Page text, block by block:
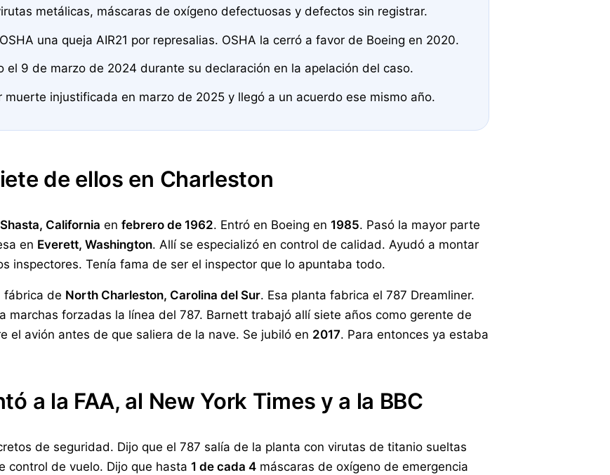
metálicas, máscaras de oxígeno defectuosas y defectos sin registrar.
una queja AIR21 por represalias. OSHA la cerró a favor de Boeing en 2020.
el 9 de marzo de 2024 durante su declaración en la apelación del caso.
muerte injustificada en marzo de 2025 y llegó a un acuerdo ese mismo año.
de ellos en Charleston
California en febrero de 1962. Entró en Boeing en 1985. Pasó la mayor parte
en Everett, Washington. Allí se especializó en control de calidad. Ayudó a montar
inspectores. Tenía fama de ser el inspector que lo apuntaba todo.
fábrica de North Charleston, Carolina del Sur. Esa planta fabrica el 787 Dreamliner.
marchas forzadas la línea del 787. Barnett trabajó allí siete años como gerente de
el avión antes de que saliera de la nave. Se jubiló en 2017. Para entonces ya estaba
a la FAA, al New York Times y a la BBC
de seguridad. Dijo que el 787 salía de la planta con virutas de titanio sueltas
control de vuelo. Dijo que hasta 1 de cada 4 máscaras de oxígeno de emergencia